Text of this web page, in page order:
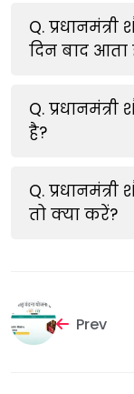
Q.
दिन बाद आता
Q.
है?
Q.
तो क्या करें?
Prev